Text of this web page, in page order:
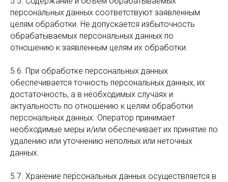
персональных данных соответствуют заявленным
целям обработки. Не допускается избыточность
обрабатываемых персональных данных по
отношению к заявленным целям их обработки.
5.6. При обработке персональных данных
обеспечивается точность персональных данных, их
достаточность, а в необходимых случаях и
актуальность по отношению к целям обработки
персональных данных. Оператор принимает
необходимые меры и/или обеспечивает их принятие по
удалению или уточнению неполных или неточных
данных.
5.7. Хранение персональных данных осуществляется в